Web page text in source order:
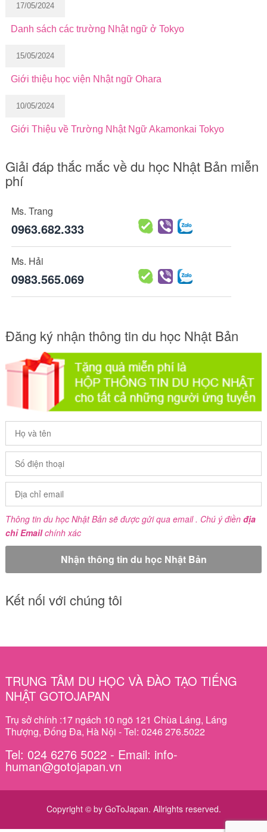
17/05/2024
Danh sách các trường Nhật ngữ ở Tokyo
15/05/2024
Giới thiệu học viện Nhật ngữ Ohara
10/05/2024
Giới Thiệu về Trường Nhật Ngữ Akamonkai Tokyo
Giải đáp thắc mắc về du học Nhật Bản miễn
phí
Ms. Trang
0963.682.333
Ms. Hải
0983.565.069
Đăng ký nhận thông tin du học Nhật Bản
Thông tin du học Nhật Bản sẽ được gửi qua email . Chú ý điền địa
chỉ Emailchính xác
Kết nối với chúng tôi
TRUNG TÂM DU HỌC VÀ ĐÀO TẠO TIẾNG
NHẬT GOTOJAPAN
Trụ sở chính :17 ngách 10 ngõ 121 Chùa Láng, Láng
Thượng, Đống Đa, Hà Nội - Tel: 0246 276.5022
Tel: 024 6276 5022 - Email: info-
human@gotojapan.vn
Copyright © by GoToJapan. Allrights reserved.